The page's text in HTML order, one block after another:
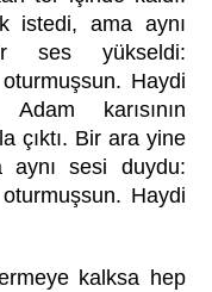
istedi, ama aynı
ses yükseldi:
Haydi
karısının
çıktı. Bir ara yine
aynı sesi duydu:
Haydi
kalksa hep